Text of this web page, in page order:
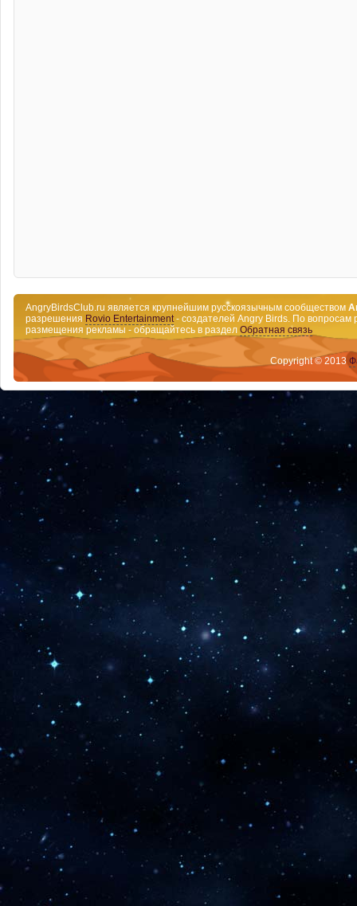
AngryBirdsClub.ru является крупнейшим русскоязычным сообществом
разрешения Rovio Entertainment- создателей Angry Birds. По вопросам
размещения рекламы - обращайтесь в раздел Обратная связь
Copyright © 2013